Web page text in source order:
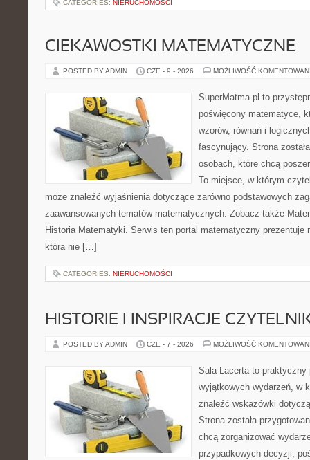
CATEGORIES: NIERUCHOMOŚCI
CIEKAWOSTKI MATEMATYCZNE
POSTED BY ADMIN CZE - 9 - 2026 MOŻLIWOŚĆ
SuperMatma.pl to
poświęcony matematyce,
wzorów, równań i
fascynujący. Strona
osobach, które chcą
To miejsce, w którym
może znaleźć wyjaśnienia dotyczące zarówno podstawowych
zaawansowanych tematów matematycznych. Zobacz także
Historia Matematyki. Serwis ten portal matematyczny prezentuje
która nie […]
CATEGORIES: NIERUCHOMOŚCI
HISTORIE I INSPIRACJE
POSTED BY ADMIN CZE - 7 - 2026 MOŻLIWOŚĆ
Sala Lacerta to praktyczny
wyjątkowych wydarzeń, w
znaleźć wskazówki
Strona została
chcą zorganizować
przypadkowych decyzji,